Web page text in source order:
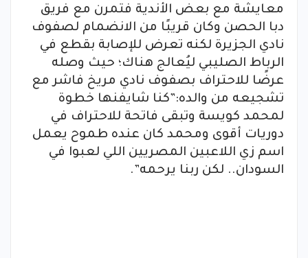
معايشة مع بعض الأندية فتمرن مع فريق
دبا الحصن وكان قريبًا من الانضمام لصفوف
نادي الجزيرة لكنه تعرض للإصابة بقطع في
الرباط الصليبي ليُعالج هناك؛ حيث وصله
عرضًا للاحتراف بصفوف نادي مريخ فاشر مع
تشجيعه من والده:”كنا شايفنها خطوة
لمحمد كويسة وتبقى فاتحة للاحتراف في
دوريات أقوى ومحمد كان عنده طموح يعمل
اسم زي اللاعبين المصريين اللي لعبوا في
السودان.. لكن ربنا يرحمه”.